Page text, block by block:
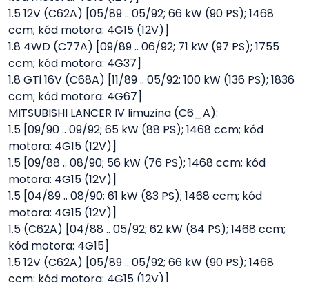
1.5 12V (C62A) [05/89 .. 05/92; 66 kW (90 PS); 1468
ccm; kód motora: 4G15 (12V)]
1.8 4WD (C77A) [09/89 .. 06/92; 71 kW (97 PS); 1755
ccm; kód motora: 4G37]
1.8 GTi 16V (C68A) [11/89 .. 05/92; 100 kW (136 PS); 1836
ccm; kód motora: 4G67]
MITSUBISHI LANCER IV limuzina (C6_A):
1.5 [09/90 .. 09/92; 65 kW (88 PS); 1468 ccm; kód
motora: 4G15 (12V)]
1.5 [09/88 .. 08/90; 56 kW (76 PS); 1468 ccm; kód
motora: 4G15 (12V)]
1.5 [04/89 .. 08/90; 61 kW (83 PS); 1468 ccm; kód
motora: 4G15 (12V)]
1.5 (C62A) [04/88 .. 05/92; 62 kW (84 PS); 1468 ccm;
kód motora: 4G15]
1.5 12V (C62A) [05/89 .. 05/92; 66 kW (90 PS); 1468